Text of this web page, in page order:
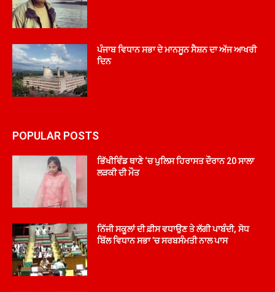
ਪੰਜਾਬ ਵਿਧਾਨ ਸਭਾ ਦੇ ਮਾਨਸੂਨ ਸੈਸ਼ਨ ਦਾ ਅੱਜ ਆਖਰੀ
ਦਿਨ
POPULAR POSTS
ਭਿੱਖੀਵਿੰਡ ਥਾਣੇ ‘ਚ ਪੁਲਿਸ ਹਿਰਾਸਤ ਦੌਰਾਨ 20 ਸਾਲਾ
ਲੜਕੀ ਦੀ ਮੌਤ
ਨਿੱਜੀ ਸਕੂਲਾਂ ਦੀ ਫ਼ੀਸ ਵਧਾਉਣ ਤੇ ਲੱਗੀ ਪਾਬੰਦੀ, ਸੋਧ
ਬਿੱਲ ਵਿਧਾਨ ਸਭਾ ’ਚ ਸਰਬਸੰਮਤੀ ਨਾਲ ਪਾਸ